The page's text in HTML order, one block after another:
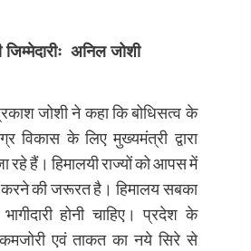
अनिल जोशी
जोशी ने कहा कि बोधिसत्व के
विकास के लिए मुख्यमंत्री द्वारा
रहे हैं। हिमालयी राज्यों को आपस में
करने की जरूरत है। हिमालय सबका
होनी चाहिए। प्रदेश के
एवं ताकत का नये सिरे से